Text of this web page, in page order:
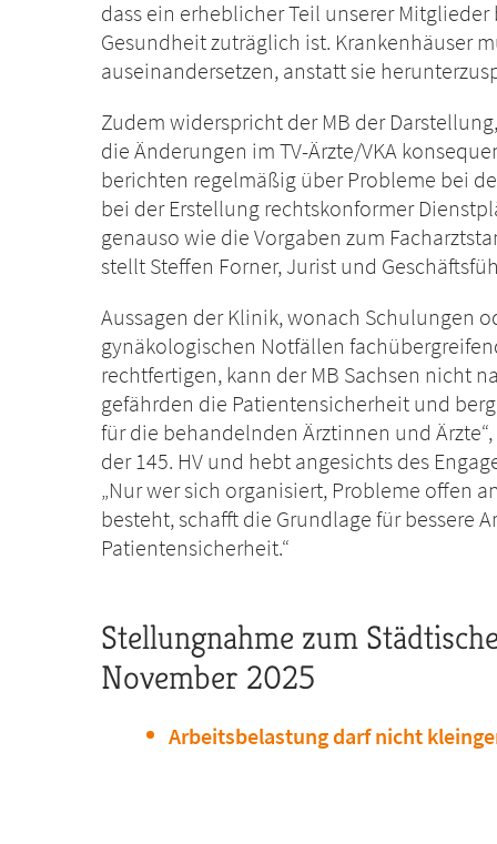
dass ein erheblicher Teil unserer
Gesundheit zuträglich ist. Krankenhäuser
auseinandersetzen, anstatt sie
Zudem widerspricht der MB der
die Änderungen im TV-Ärzte/VKA
berichten regelmäßig über Probleme bei
bei der Erstellung rechtskonformer
genauso wie die Vorgaben zum
stellt Steffen Forner, Jurist und
Aussagen der Klinik, wonach Schulungen
gynäkologischen Notfällen
rechtfertigen, kann der MB Sachsen nicht
gefährden die Patientensicherheit und
für die behandelnden Ärztinnen und
der 145. HV und hebt angesichts des
„Nur wer sich organisiert, Probleme offen
besteht, schafft die Grundlage für bessere
Patientensicherheit.“
Stellungnahme zum
November 2025
Arbeitsbelastung darf nicht